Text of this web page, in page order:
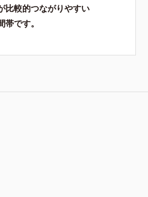
比較的つながりやすい
帯です。